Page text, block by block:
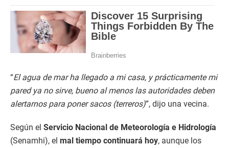
“El agua de mar ha llegado a mi casa, y prácticamente mi
pared ya no sirve, bueno al menos las autoridades deben
alertarnos para poner sacos (terreros)”, dijo una vecina.
Según el Servicio Nacional de Meteorología e Hidrología
(Senamhi), el mal tiempo continuará hoy, aunque los